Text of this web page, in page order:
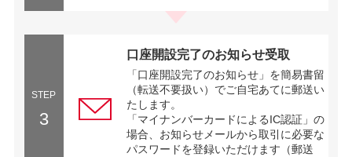
STEP
3
口座開設完了のお知らせ受取
「口座開設完了のお知らせ」を簡易書留
（転送不要扱い）でご自宅あてに郵送い
たします。
「マイナンバーカードによるIC認証」の
場合、お知らせメールから取引に必要な
パスワードを登録いただけます（郵送